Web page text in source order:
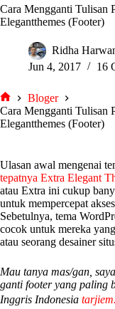
Cara Mengganti Tulisan
Elegantthemes (Footer)
Ridha
Jun 4, 2017
16
tarjiem
Bloger
Cara Mengganti Tulisan
Elegantthemes (Footer)
Ulasan awal mengenai
tepatnya Extra Elegant
atau Extra ini cukup
untuk mempercepat
Sebetulnya, tema
cocok untuk mereka
atau seorang desainer
Mau tanya mas/gan,
ganti footer yang paling
Inggris Indonesia